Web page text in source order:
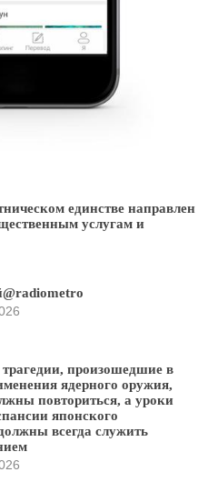
единстве направлен
услугам и
произошедшие в
ядерного оружия,
повториться, а уроки
японского
всегда служить